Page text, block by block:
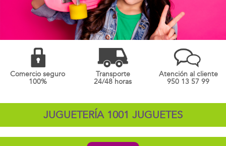
Comercio seguro
100%
Transporte
24/48 horas
Atención al cliente
950 13 57 99
JUGUETERÍA 1001 JUGUETES